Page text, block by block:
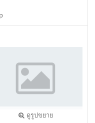
p
ดูรูปขยาย